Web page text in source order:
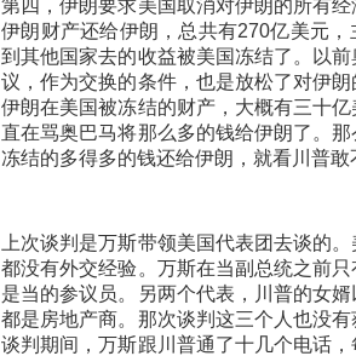
第四，伊朗要求美国取消对伊朗的所有
伊朗财产还给伊朗，总共有270亿美元
到其他国家去的收益被美国冻结了。以
议，作为交换的条件，也是放松了对伊
伊朗在美国被冻结的财产，大概有三十
直在骂奥巴马将那么多的钱给伊朗了。
冻结的多得多的钱还给伊朗，就看川普敢
上次谈判是万斯带领美国代表团去谈的
都没有外交经验。万斯在当副总统之前
是当的参议员。另两个代表，川普的女
都是房地产商。那次谈判这三个人也没
谈判期间，万斯跟川普通了十几个电话